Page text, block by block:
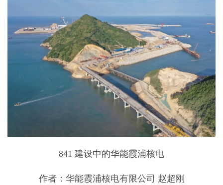
841 建设中的华能霞浦核电
作者：华能霞浦核电有限公司 赵超刚